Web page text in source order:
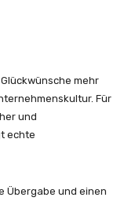
mehr
Für
und
echte
Übergabe und einen